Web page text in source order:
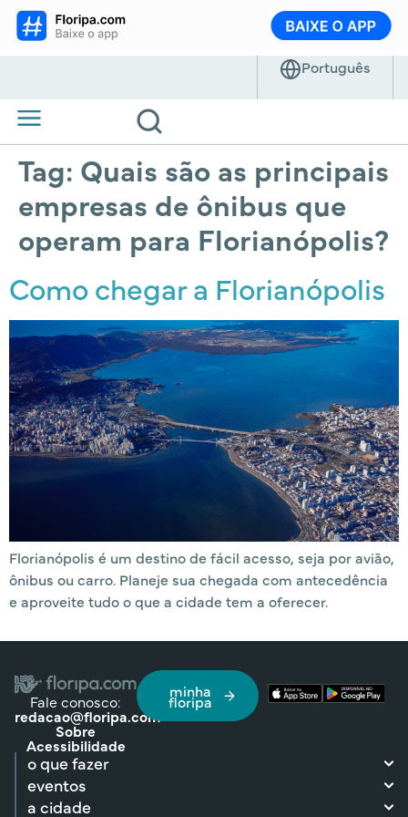
Tag: Quais são as principais
empresas de ônibus que
operam para Florianópolis?
Como chegar a Florianópolis
Florianópolis é um destino de fácil acesso, seja por avião,
ônibus ou carro. Planeje sua chegada com antecedência
e aproveite tudo o que a cidade tem a oferecer.
Fale conosco:
redacao@floripa.com
Sobre
Acessibilidade
minha
floripa
o que fazer
eventos
a cidade